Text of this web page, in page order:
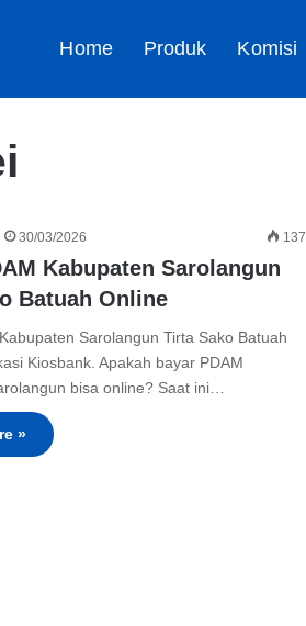
Home Produk Komisi
30/03/2026 137
Kabupaten Sarolangun
Batuah Online
Sarolangun Tirta Sako Batuah
Kiosbank. Apakah bayar PDAM
bisa online? Saat ini…
»